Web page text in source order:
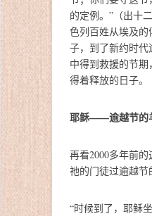
的定例。”（出十
色列百姓从埃及的
子，到了新约时
中得到救援的节
得着释放的日子。
耶稣——逾越节的
再看2000多年前
祂的门徒过逾越节
“时候到了，耶稣